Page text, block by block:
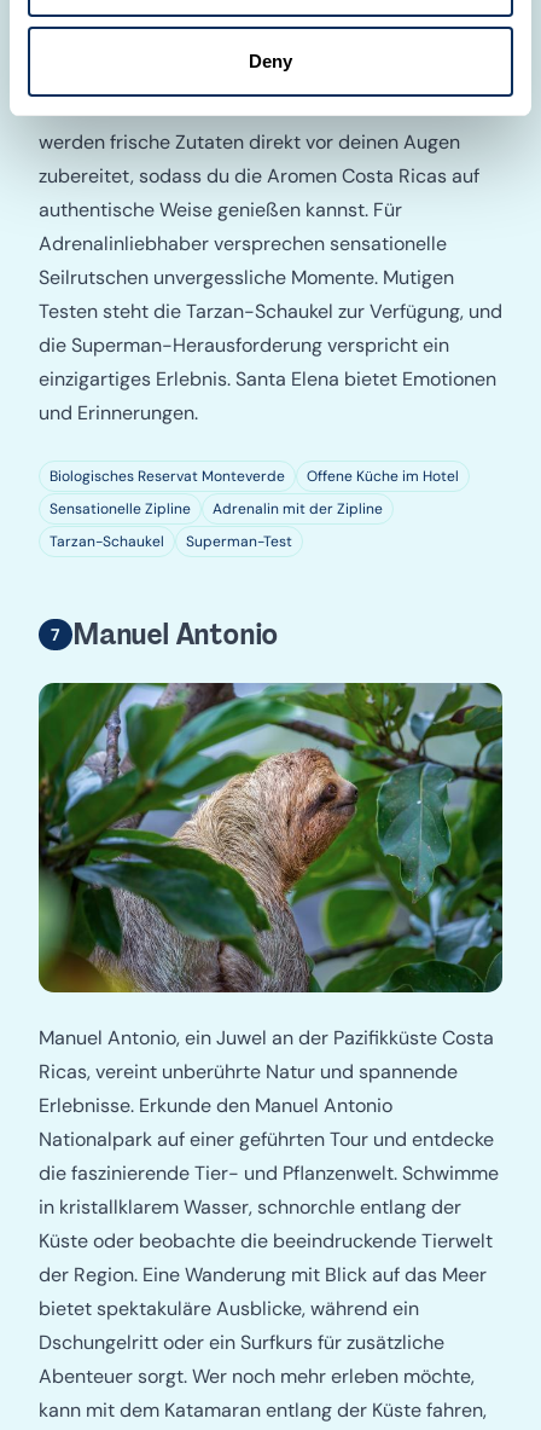
Deny
Erkundungen erwartet dich in der offenen Küche des
werden frische Zutaten direkt vor deinen Augen
zubereitet, sodass du die Aromen Costa Ricas auf
authentische Weise genießen kannst. Für
Adrenalinliebhaber versprechen sensationelle
Seilrutschen unvergessliche Momente. Mutigen
Testen steht die Tarzan-Schaukel zur Verfügung, und
die Superman-Herausforderung verspricht ein
einzigartiges Erlebnis. Santa Elena bietet Emotionen
und Erinnerungen.
Biologisches Reservat Monteverde
Offene Küche im Hotel
Sensationelle Zipline
Adrenalin mit der Zipline
Tarzan-Schaukel
Superman-Test
Manuel Antonio
Manuel Antonio, ein Juwel an der Pazifikküste Costa
Ricas, vereint unberührte Natur und spannende
Erlebnisse. Erkunde den Manuel Antonio
Nationalpark auf einer geführten Tour und entdecke
die faszinierende Tier- und Pflanzenwelt. Schwimme
in kristallklarem Wasser, schnorchle entlang der
Küste oder beobachte die beeindruckende Tierwelt
der Region. Eine Wanderung mit Blick auf das Meer
bietet spektakuläre Ausblicke, während ein
Dschungelritt oder ein Surfkurs für zusätzliche
Abenteuer sorgt. Wer noch mehr erleben möchte,
kann mit dem Katamaran entlang der Küste fahren,